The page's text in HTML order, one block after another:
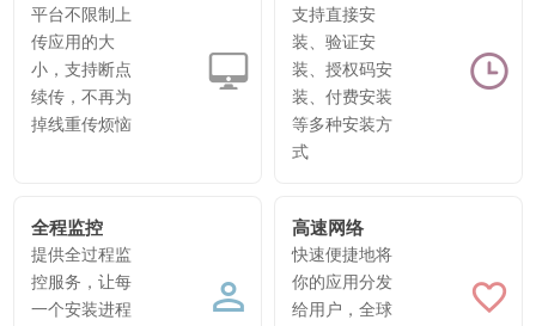
平台不限制上
传应用的大
小，支持断点
续传，不再为
掉线重传烦恼
支持直接安
装、验证安
装、授权码安
装、付费安装
等多种安装方
式
全程监控
提供全过程监
控服务，让每
一个安装进程
高速网络
快速便捷地将
你的应用分发
给用户，全球